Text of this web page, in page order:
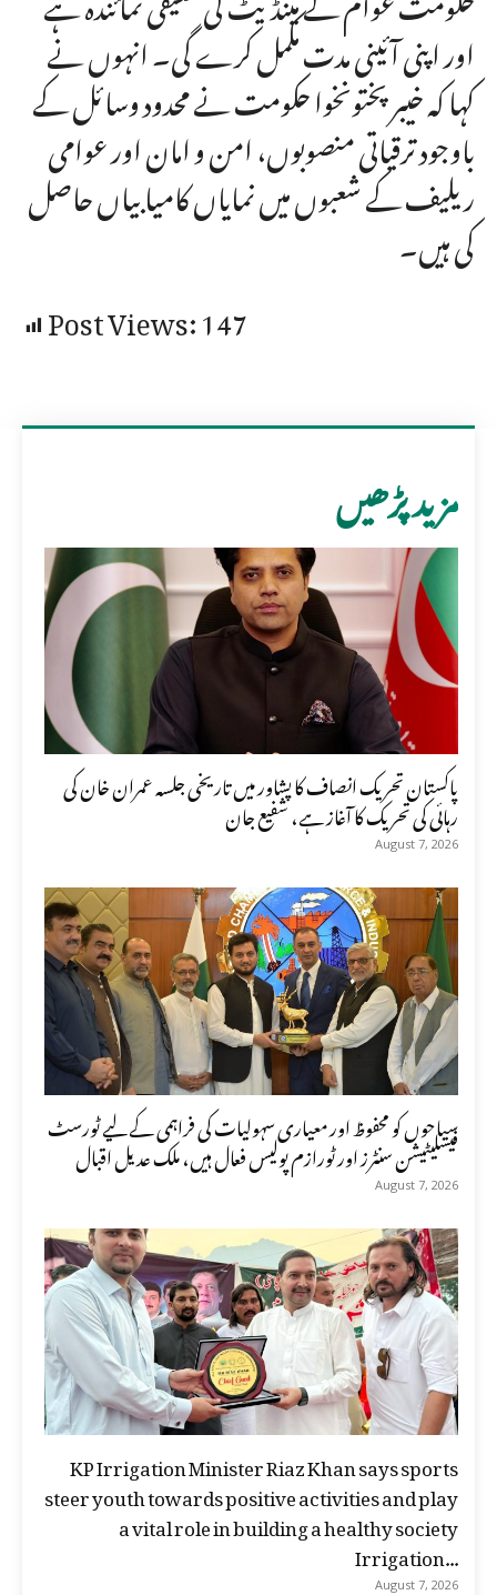
اور اپنی آئینی مدت مکمل کرے گی۔ انہوں نے
کہا کہ خیبرپختونخوا حکومت نے محدود وسائل کے
باوجود ترقیاتی منصوبوں، امن و امان اور عوامی
ریلیف کے شعبوں میں نمایاں کامیابیاں حاصل
کی ہیں۔
Post Views:147
مزید پڑھیں
پاکستان تحریک انصاف کا پشاور میں تاریخی جلسہ عمران خان کی
رہائی کی تحریک کا آغاز ہے، شفیع جان
August 7, 2026
سیاحوں کو محفوظ اور معیاری سہولیات کی فراہمی کے لیے ٹورسٹ
فیسلیٹیشن سنٹرز اور ٹورازم پولیس فعال ہیں، ملک عدیل اقبال
August 7, 2026
KP Irrigation Minister Riaz Khan says sports
steer youth towards positive activities and play
a vital role in building a healthy society
Irrigation...
August 7, 2026